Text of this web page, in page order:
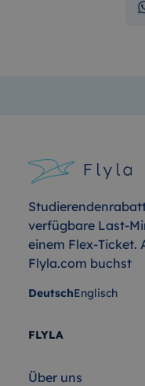
verfügbare Last-
einem Flex-Ticket.
Flyla.com buchst
DeutschEnglisch
FLYLA
Über uns